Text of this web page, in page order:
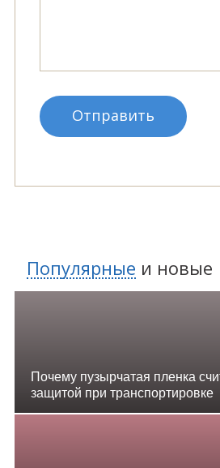
Популярные и новые
Почему пузырчатая пленка
защитой при транспортировке